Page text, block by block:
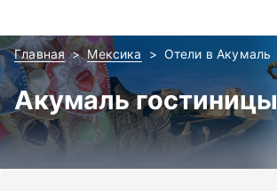
Главная Мексика Отели в Акумаль
Акумаль гостиницы